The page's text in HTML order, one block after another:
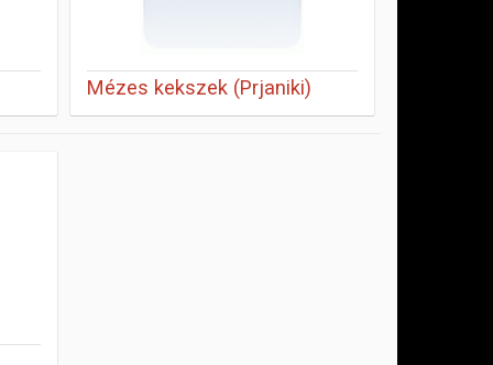
Mézes kekszek (Prjaniki)